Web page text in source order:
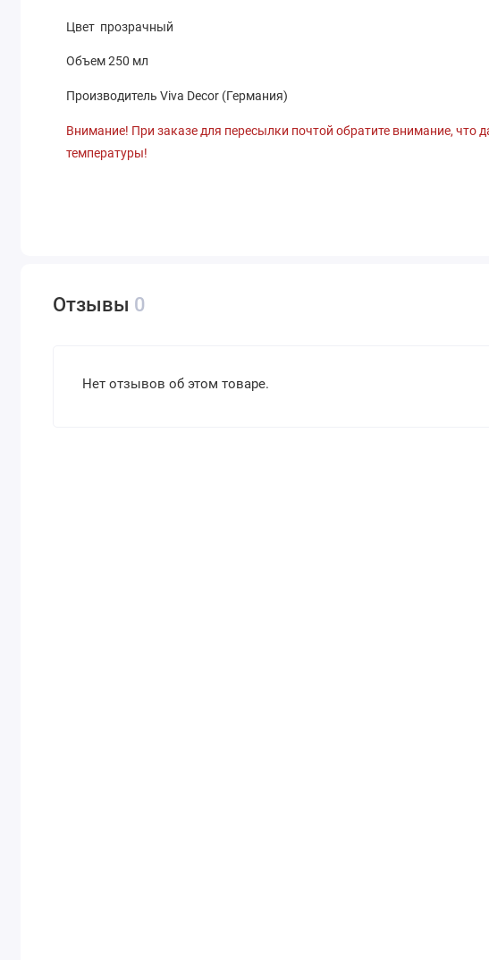
Цвет прозрачный
Объем 250 мл
Производитель Viva Decor (Германия)
Внимание! При заказе для пересылки почтой обратите внимание, что
температуры!
Отзывы 0
Нет отзывов об этом товаре.